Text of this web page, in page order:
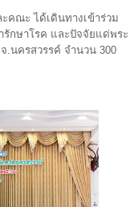
ณะ ได้เดินทางเข้าร่วม
กษาโรค และปัจจัยแด่พระ
นครสวรรค์ จำนวน 300